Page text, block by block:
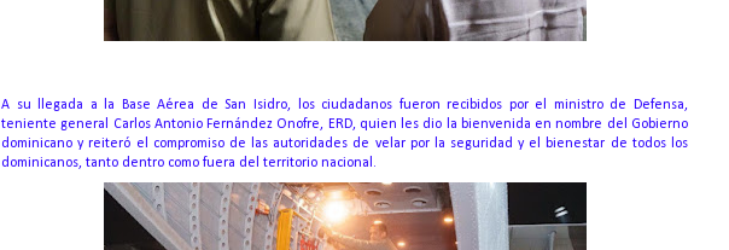
A su llegada a la Base Aérea de San Isidro, los ciudadanos fueron recibidos por el ministro de Defensa,
teniente general Carlos Antonio Fernández Onofre, ERD, quien les dio la bienvenida en nombre del Gobierno
dominicano y reiteró el compromiso de las autoridades de velar por la seguridad y el bienestar de todos los
dominicanos, tanto dentro como fuera del territorio nacional.